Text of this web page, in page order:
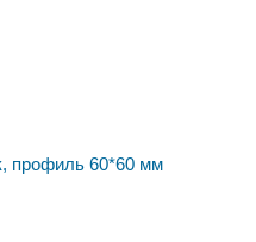
профиль 60*60 мм